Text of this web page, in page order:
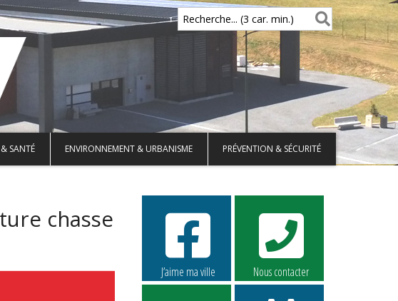
Recherche... (3 car. min.)
SANTÉ ENVIRONNEMENT & URBANISME PRÉVENTION & SÉCURITÉ
chasse
J’aime ma ville Nous contacter